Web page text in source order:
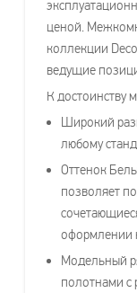
ценой.
коллекции
ведущие
К достоинству
Широкий
любому
Оттенок
позволяет
оформлении
Модельный
полотнами с